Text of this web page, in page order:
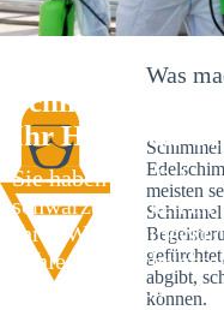
Ihr Helfer an
Sie haben kürzlich
schwarze Flecken an
Ihrer Wand entdeckt?
Schlechte
Sie haben einen
Was
meisten
abgibt,
können.